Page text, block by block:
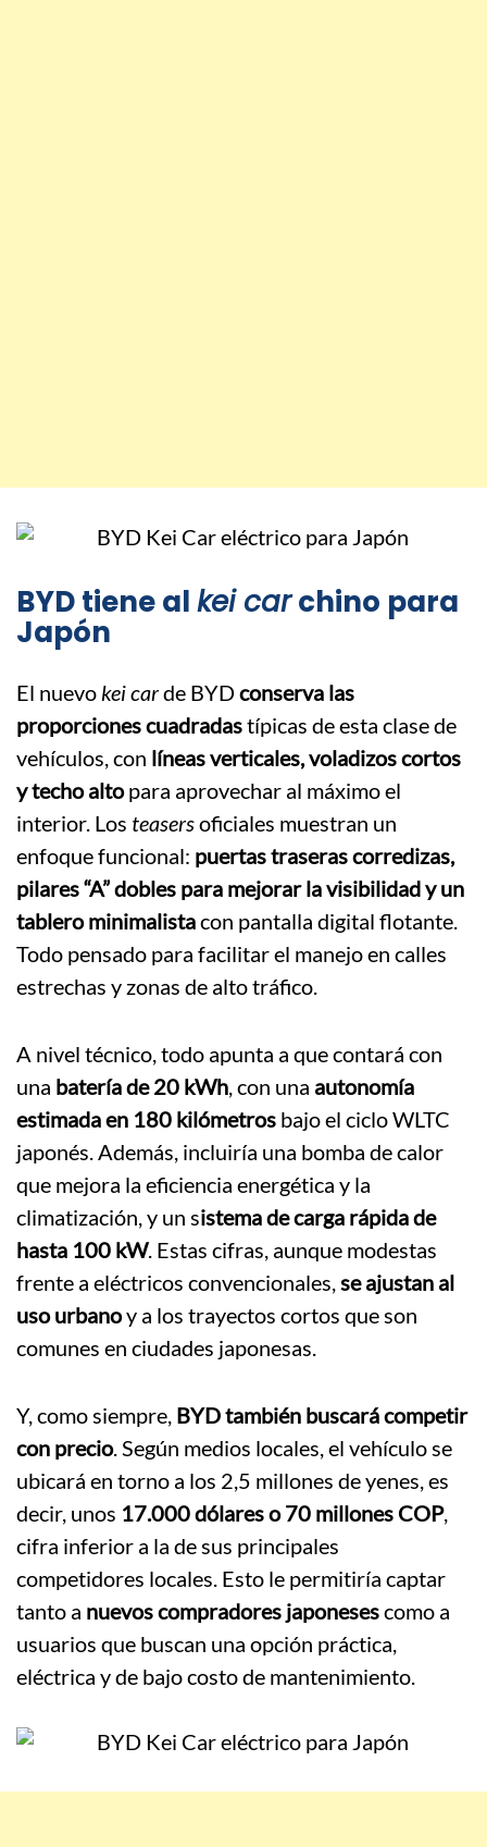
BYD tiene alkei carchino para
Japón
El nuevo kei carde BYDconserva las
proporciones cuadradastípicas de esta clase de
vehículos, con líneas verticales, voladizos cortos
y techo altopara aprovechar al máximo el
interior. Los teasersoficiales muestran un
enfoque funcional: puertas traseras corredizas,
pilares “A” dobles para mejorar la visibilidad y un
tablero minimalistacon pantalla digital flotante.
Todo pensado para facilitar el manejo en calles
estrechas y zonas de alto tráfico.
A nivel técnico, todo apunta a que contará con
una batería de 20 kWh, con una autonomía
estimada en 180 kilómetros bajo el ciclo WLTC
japonés. Además, incluiría una bomba de calor
que mejora la eficiencia energética y la
climatización, y un sistema de carga rápida de
hasta 100 kW. Estas cifras, aunque modestas
frente a eléctricos convencionales,se ajustan al
uso urbanoy a los trayectos cortos que son
comunes en ciudades japonesas.
Y, como siempre, BYD también buscará competir
con precio. Según medios locales, el vehículo se
ubicará en torno a los 2,5 millones de yenes, es
decir, unos 17.000 dólares o 70 millones COP,
cifra inferior a la de sus principales
competidores locales. Esto le permitiría captar
tanto a nuevos compradores japonesescomo a
usuarios que buscan una opción práctica,
eléctrica y de bajo costo de mantenimiento.